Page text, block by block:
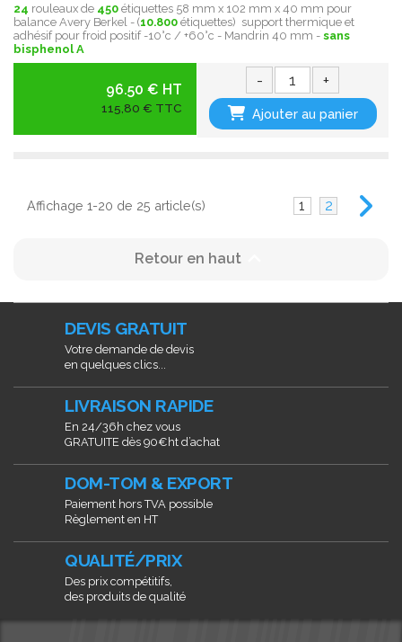
24 rouleaux de 450 étiquettes 58 mm x 102 mm x 40 mm pour
balance Avery Berkel - (10.800 étiquettes) support thermique et
adhésif pour froid positif -10°c / +60°c - Mandrin 40 mm - sans
bisphenol A
96.50 € HT
115,80 € TTC
- +
Ajouter au panier
Affichage 1-20 de 25 article(s) 1 2
Retour en haut
DEVIS GRATUIT
Votre demande de devis
en quelques clics...
LIVRAISON RAPIDE
En 24/36h chez vous
GRATUITE dès 90€ht d’achat
DOM-TOM & EXPORT
Paiement hors TVA possible
Règlement en HT
QUALITÉ/PRIX
Des prix compétitifs,
des produits de qualité